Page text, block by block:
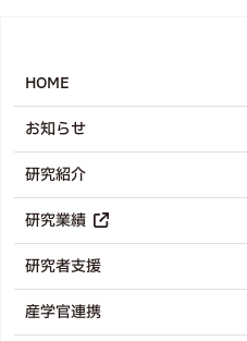
HOME
お知らせ
研究紹介
研究業績
研究者支援
産学官連携